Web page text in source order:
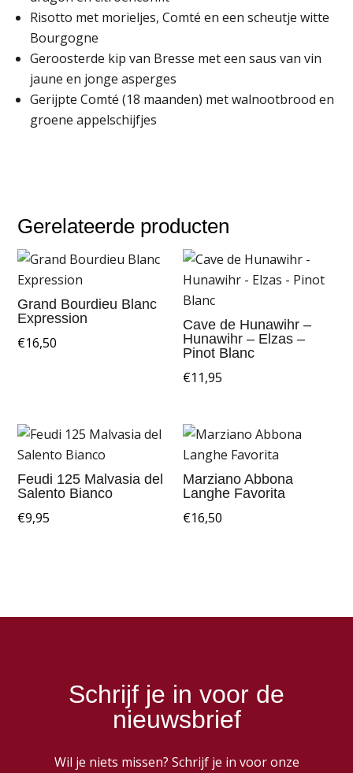
Risotto met morieljes, Comté en een scheutje witte
Bourgogne
Geroosterde kip van Bresse met een saus van vin
jaune en jonge asperges
Gerijpte Comté (18 maanden) met walnootbrood en
groene appelschijfjes
Gerelateerde producten
Grand Bourdieu Blanc
Expression
€16,50
Cave de Hunawihr –
Hunawihr – Elzas –
Pinot Blanc
€11,95
Feudi 125 Malvasia del
Salento Bianco
€9,95
Marziano Abbona
Langhe Favorita
€16,50
Schrijf je in voor de
nieuwsbrief
Wil je niets missen? Schrijf je in voor onze